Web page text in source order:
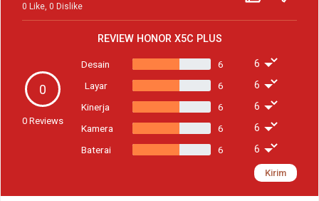
0 Like 0 Dislike
REVIEW HONOR X5C PLUS
0
0 Reviews
Desain
6
Layar
6
Kinerja
6
Kamera
6
Baterai
6
Kirim